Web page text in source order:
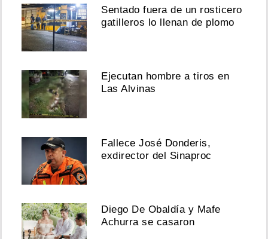
Sentado fuera de un rosticero
gatilleros lo llenan de plomo
Ejecutan hombre a tiros en
Las Alvinas
Fallece José Donderis,
exdirector del Sinaproc
Diego De Obaldía y Mafe
Achurra se casaron